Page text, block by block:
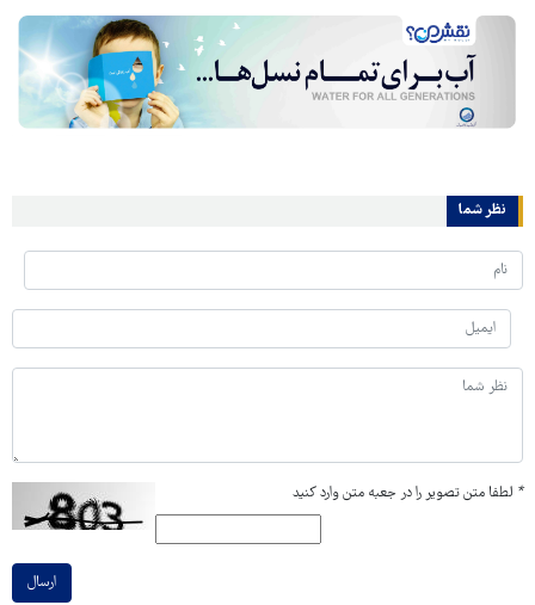
نظر شما
* لطفا متن تصویر را در جعبه متن وارد کنید
ارسال